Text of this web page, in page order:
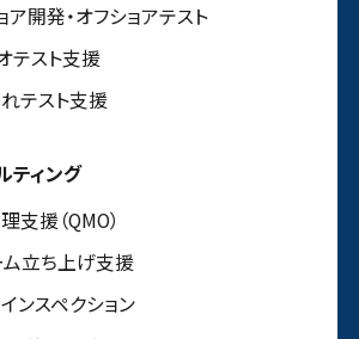
ア開発・オフショアテスト
テスト支援
テスト支援
ティング
支援（QMO）
ム立ち上げ支援
ンスペクション